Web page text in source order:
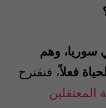
سوريا، وهم
فعلاً، فنقترح
المعتقلين